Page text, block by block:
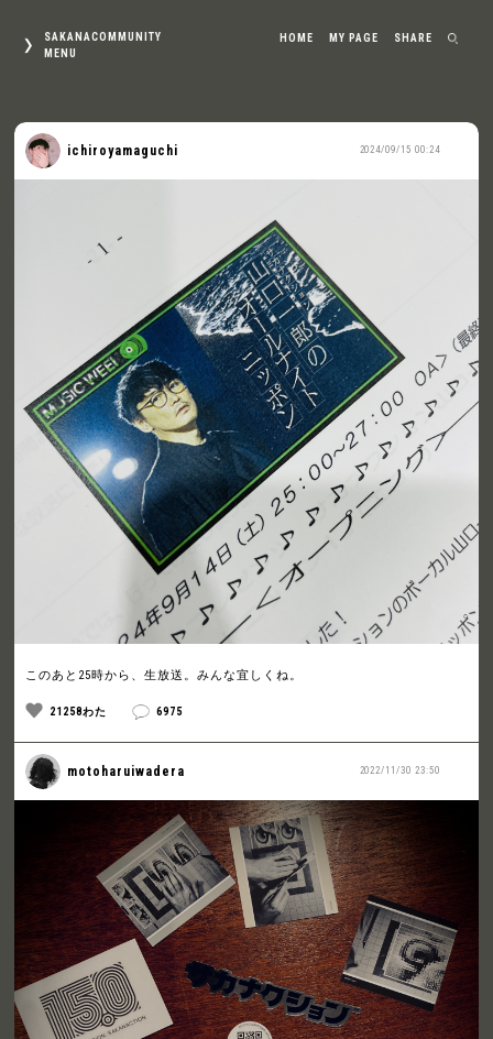
SAKANACOMMUNITY
MENU
HOME MY PAGE SHARE
2024/09/15 00:24
ichiroyamaguchi
このあと25時から、生放送。みんな宜しくね。
21258わた 6975
2022/11/30 23:50
motoharuiwadera